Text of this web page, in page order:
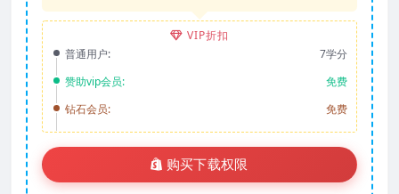
VIP折扣
普通用户:
7学分
赞助vip会员:
免费
钻石会员:
免费
购买下载权限